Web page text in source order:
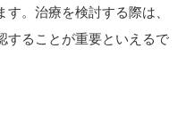
。治療を検討する際は、
することが重要といえるで